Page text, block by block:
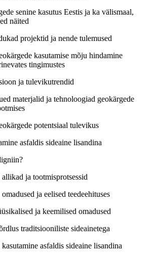
senine kasutus Eestis ja ka välismaal,
näited
projektid ja nende tulemused
kasutamise mõju hindamine
tingimustes
ja tulevikutrendid
materjalid ja tehnoloogiad geokärgede
potentsiaal tulevikus
asfaldis sideaine lisandina
ja tootmisprotsessid
ja eelised teedeehituses
ja keemilised omadused
traditsiooniliste sideainetega
asfaldis sideaine lisandina